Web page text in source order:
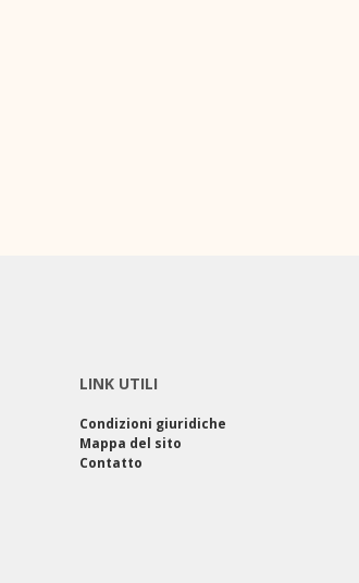
LINK UTILI
Condizioni giuridiche
Mappa del sito
Contatto